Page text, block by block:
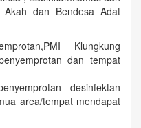
dan Bendesa Adat
Klungkung
dan tempat
desinfektan
area/tempat mendapat